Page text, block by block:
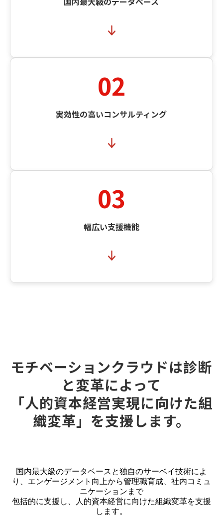
02
実効性の高いコンサルティング
03
幅広い支援機能
モチベーションクラウドは診断
と変革によって
「人的資本経営実現に向けた組
織変革」を支援します。
国内最大級のデータベースと独自のサーベイ技術によ
り、エンゲージメント向上から管理職育成、社内コミュ
ニケーションまで
包括的に支援し、人的資本経営に向けた組織変革を支援
します。